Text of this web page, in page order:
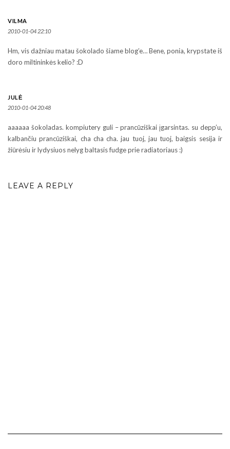
VILMA
2010-01-04 22:10
Hm, vis dažniau matau šokolado šiame blog’e… Bene, ponia, krypstate iš
doro miltininkės kelio? :D
JULĖ
2010-01-04 20:48
aaaaaa šokoladas. kompiutery guli – prancūziškai įgarsintas. su depp’u,
kalbančiu prancūziškai, cha cha cha. jau tuoj, jau tuoj, baigsis sesija ir
žiūrėsiu ir lydysiuos nelyg baltasis fudge prie radiatoriaus :)
LEAVE A REPLY